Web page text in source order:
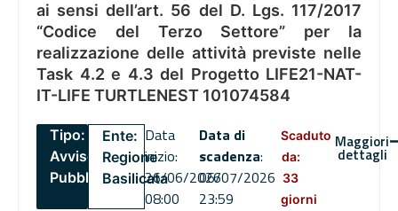
ai sensi dell’art. 56 del D. Lgs. 117/2017
“Codice del Terzo Settore” per la
realizzazione delle attività previste nelle
Task 4.2 e 4.3 del Progetto LIFE21-NAT-
IT-LIFE TURTLENEST 101074584
Tipo:
Avviso
Pubblico
Ente:
Regione
Basilicata
Data
inizio:
26/06/2026
08:00
Data di
scadenza:
06/07/2026
23:59
Scaduto
da:
33
giorni
Maggiori
dettagli